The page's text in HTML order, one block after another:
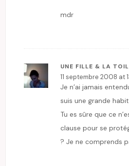
mdr
UNE FILLE & LA
11 septembre 2008 at
Je n’ai jamais
suis une grande
Tu es sûre que ce
clause pour se
? Je ne comprends